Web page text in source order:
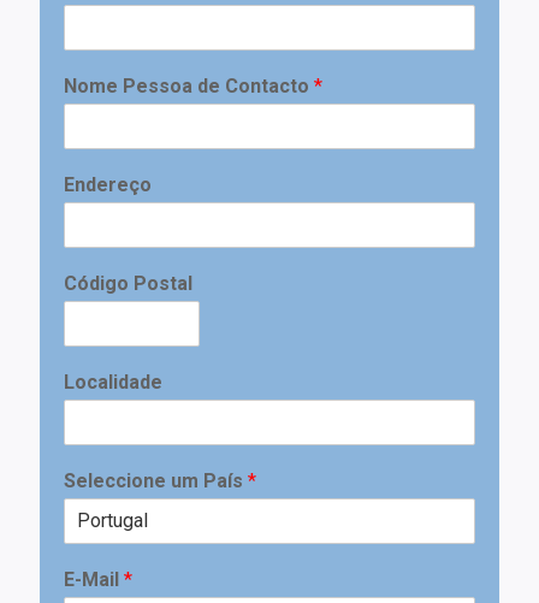
Nome Pessoa de Contacto*
Endereço
Código Postal
Localidade
Seleccione um País*
E-Mail*